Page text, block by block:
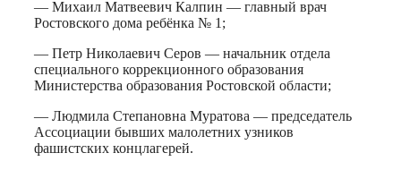
— Михаил Матвеевич Калпин — главный врач
Ростовского дома ребёнка № 1;
— Петр Николаевич Серов — начальник отдела
специального коррекционного образования
Министерства образования Ростовской области;
— Людмила Степановна Муратова — председатель
Ассоциации бывших малолетних узников
фашистских концлагерей.